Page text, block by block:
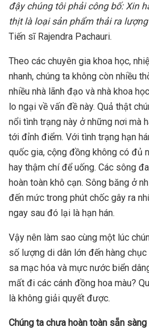
đậy chúng tôi phải công bố: Xin
thịt là loại sản phẩm thải ra
Tiến sĩ Rajendra Pachauri.
Theo các chuyên gia khoa học,
nhanh, chúng ta không còn nhiều
nhiều nhà lãnh đạo và nhà khoa
lo ngại về vấn đề này. Quả thật
nổi tình trạng này ở những nơi mà
tới đỉnh điểm. Với tình trạng hạn
quốc gia, cộng đồng không có đủ
hay thậm chí để uống. Các sông
hoàn toàn khô cạn. Sông băng ở
đến mức trong phút chốc gây ra
ngay sau đó lại là hạn hán.
Vậy nên làm sao cùng một lúc
số lượng di dân lớn đến hàng
sa mạc hóa và mực nước biển
mất đi các cánh đồng hoa màu?
là không giải quyết được.
Chúng ta chưa hoàn toàn sẵn